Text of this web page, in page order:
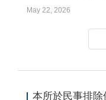
禁止對方重製、
May 22, 2026
本所於民事排